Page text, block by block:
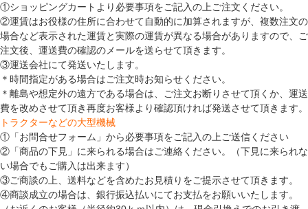
①ショッピングカートより必要事項をご記入の上ご注文ください。
②運賃はお役様の住所に合わせて自動的に加算されますが、複数注文の
場合など表示された運賃と実際の運賃が異なる場合がありますので、ご
注文後、運送費の確認のメールを送らせて頂きます。
③運送会社にて発送いたします。
＊時間指定がある場合はご注文時お知らせください。
＊離島や想定外の遠方である場合は、ご注文お断りさせて頂くか、運送
費を改めさせて頂き再度お客様より確認頂ければ発送させて頂きます。
トラクターなどの大型機械
①「お問合せフォーム」から必要事項をご記入の上ご送信ください
②「商品の下見」に来られる場合はご連絡ください。（下見に来られな
い場合でもご購入は出来ます）
③ご商談の上、送料などを含めたお見積りをご提示させて頂きます。
④商談成立の場合は、銀行振込払いにてお支払をお願いいたします。